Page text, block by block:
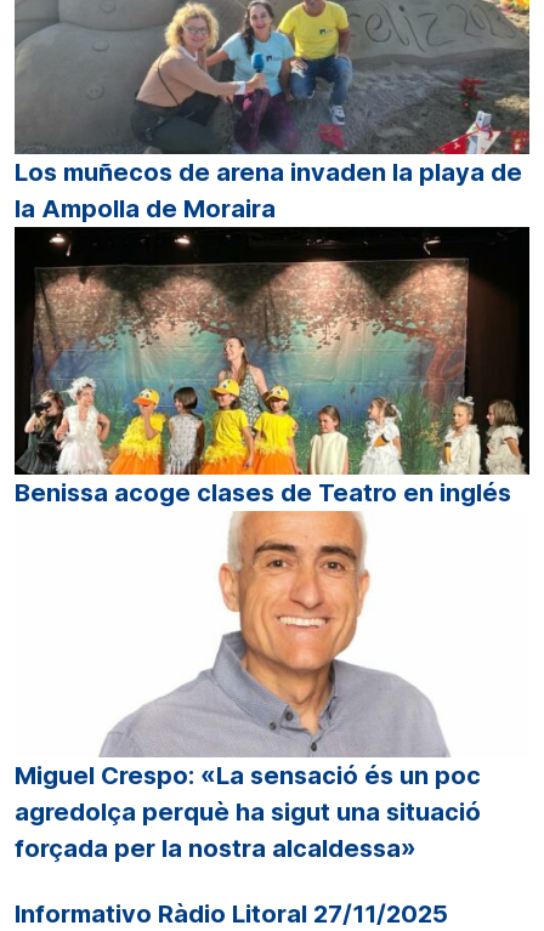
Los muñecos de arena invaden la playa de
la Ampolla de Moraira
Benissa acoge clases de Teatro en inglés
Miguel Crespo: «La sensació és un poc
agredolça perquè ha sigut una situació
forçada per la nostra alcaldessa»
Informativo Ràdio Litoral 27/11/2025